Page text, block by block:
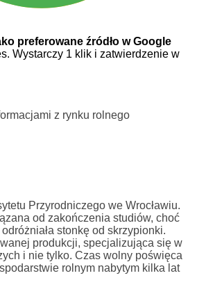
preferowane źródło w Google
Wystarczy 1 klik i zatwierdzenie w
z rynku rolnego
Przyrodniczego we Wrocławiu.
od zakończenia studiów, choć
stonkę od skrzypionki.
produkcji, specjalizująca się w
i nie tylko. Czas wolny poświęca
rolnym nabytym kilka lat